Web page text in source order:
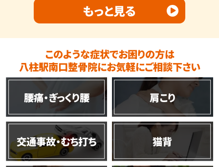
もっと見る
このような症状でお困りの方は
八柱駅南口整骨院にお気軽にご相談下さい
腰痛・ぎっくり腰 肩こり
交通事故・むち打ち 猫背